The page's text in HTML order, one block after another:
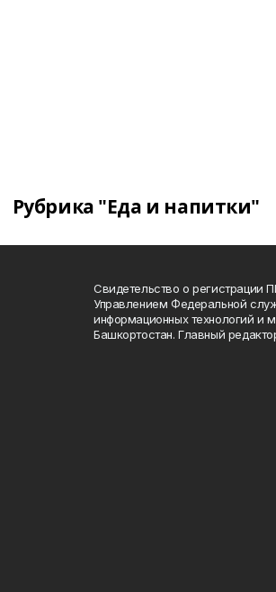
Рубрика "Еда и напитки"
Свидетельство о регистрации
Управлением Федеральной
информационных технологий и
Башкортостан. Главный